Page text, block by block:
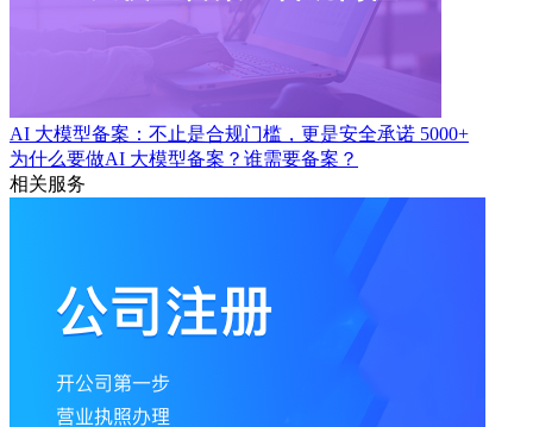
AI 大模型备案：不止是合规门槛，更是安全承诺 5000+
为什么要做AI 大模型备案？谁需要备案？
相关服务